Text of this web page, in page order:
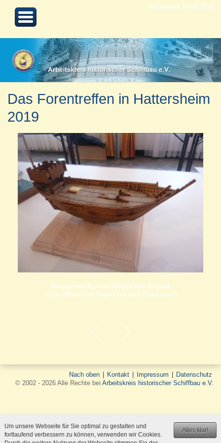
Aktualisiert 24.08.2022
Das Forentreffen in Hattersheim
2019
Kogge nach dem Siegel von Elbing
© Die Bildrechte liegen bei den Bildautoren
Nach oben Kontakt Impressum
Datenschutz
© 2002 - 2026 Alle Rechte bei Arbeitskreis historischer Schiffbau e.V.
Alles klar!
Um unsere Webseite für Sie optimal zu gestalten und
fortlaufend verbessern zu können, verwenden wir Cookies.